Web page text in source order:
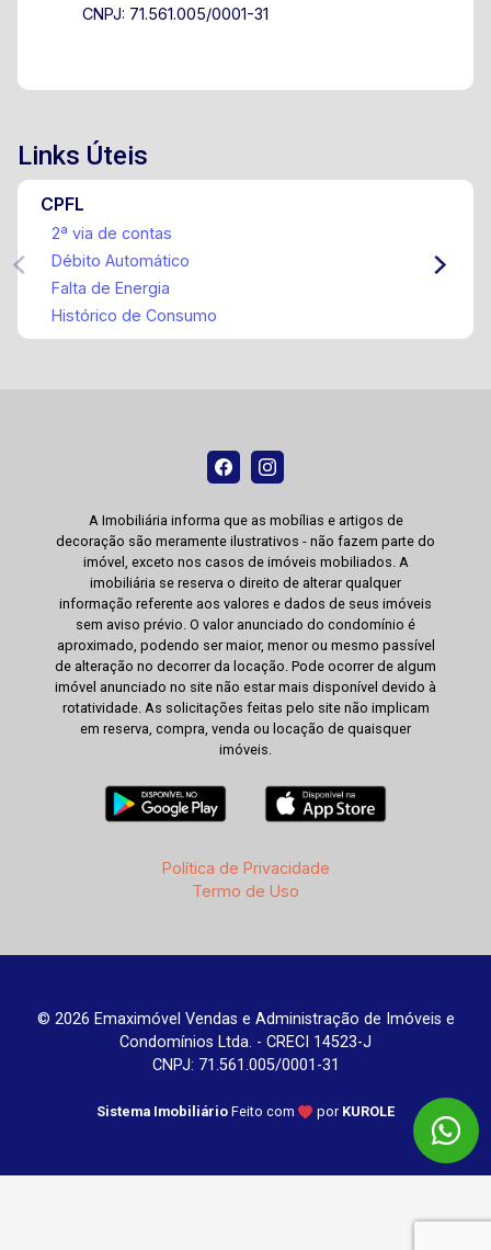
CNPJ: 71.561.005/0001-31
Links Úteis
CPFL
2ª via de contas
Débito Automático
Falta de Energia
Histórico de Consumo
A Imobiliária informa que as mobílias e artigos de
decoração são meramente ilustrativos - não fazem parte do
imóvel, exceto nos casos de imóveis mobiliados. A
imobiliária se reserva o direito de alterar qualquer
informação referente aos valores e dados de seus imóveis
sem aviso prévio. O valor anunciado do condomínio é
aproximado, podendo ser maior, menor ou mesmo passível
de alteração no decorrer da locação. Pode ocorrer de algum
imóvel anunciado no site não estar mais disponível devido à
rotatividade. As solicitações feitas pelo site não implicam
em reserva, compra, venda ou locação de quaisquer
imóveis.
Política de Privacidade
Termo de Uso
© 2026 Emaximóvel Vendas e Administração de Imóveis e
Condomínios Ltda. - CRECI 14523-J
CNPJ: 71.561.005/0001-31
Sistema Imobiliário Feito com por KUROLE